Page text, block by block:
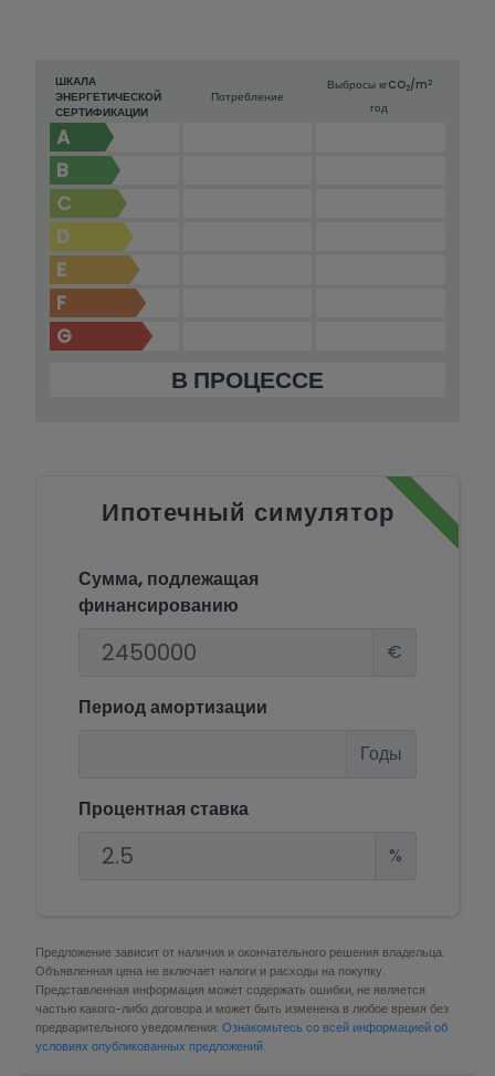
ШКАЛА
ЭНЕРГЕТИЧЕСКОЙ
СЕРТИФИКАЦИИ
Потребление
Выбросы кгCO2/m2
год
A
B
C
D
E
F
G
В ПРОЦЕССЕ
Ипотечный симулятор
Сумма, подлежащая
финансированию
€
Период амортизации
Годы
Процентная ставка
%
Предложение зависит от наличия и окончательного решения владельца.
Объявленная цена не включает налоги и расходы на покупку.
Представленная информация может содержать ошибки, не является
частью какого-либо договора и может быть изменена в любое время без
предварительного уведомления.Ознакомьтесь со всей информацией об
условиях опубликованных предложений.